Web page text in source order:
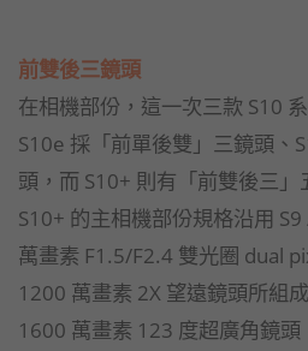
前雙後三鏡頭
在相機部份，這一次三款 S10
S10e 採「前單後雙」三鏡頭、
頭，而 S10+ 則有「前雙後三
S10+ 的主相機部份規格沿用
萬畫素 F1.5/F2.4 雙光圈 dual
1200 萬畫素 2X 望遠鏡頭所組
1600 萬畫素 123 度超廣角鏡